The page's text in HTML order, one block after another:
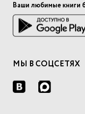
Ваши любимые книги
МЫ В СОЦСЕТЯХ